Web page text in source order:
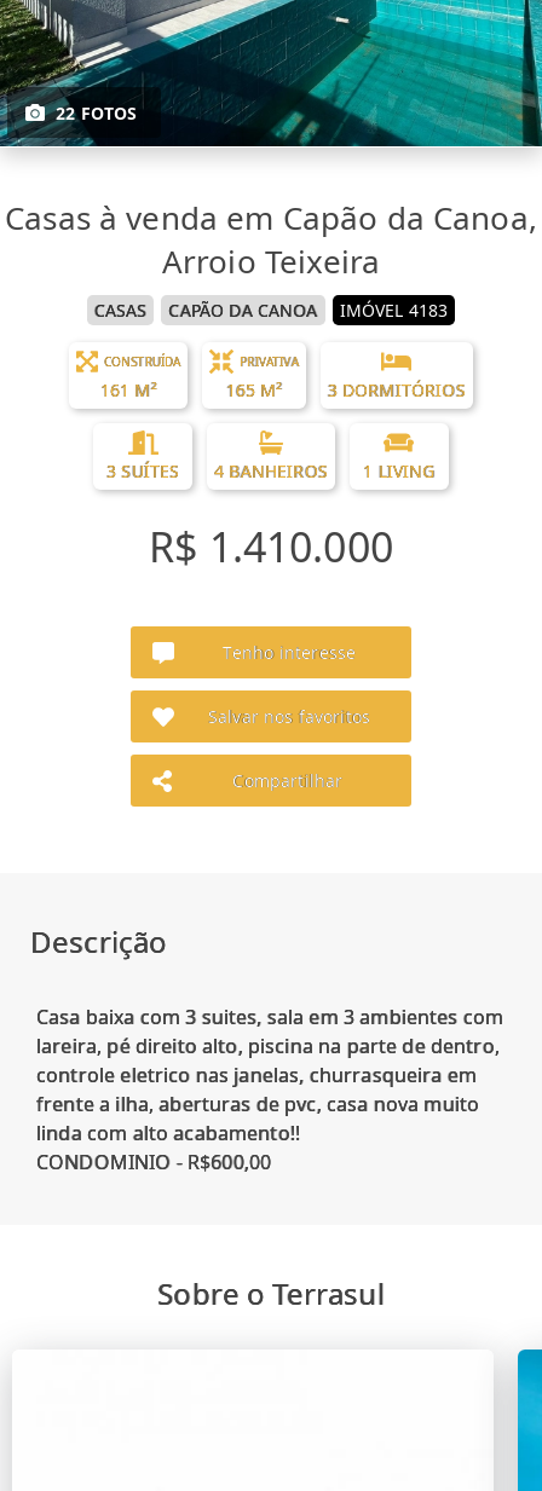
22 FOTOS
Casas à venda em Capão da Canoa,
Arroio Teixeira
CASAS CAPÃO DA CANOA IMÓVEL 4183
CONSTRUÍDA
161 M²
PRIVATIVA
165 M² 3 DORMITÓRIOS
3 SUÍTES 4 BANHEIROS 1 LIVING
R$ 1.410.000
Tenho interesse
Salvar nos favoritos
Compartilhar
Descrição
Casa baixa com 3 suites, sala em 3 ambientes com
lareira, pé direito alto, piscina na parte de dentro,
controle eletrico nas janelas, churrasqueira em
frente a ilha, aberturas de pvc, casa nova muito
linda com alto acabamento!!
Sobre o Terrasul